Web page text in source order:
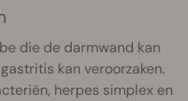
die de darmwand kan
kan veroorzaken.
herpes simplex en